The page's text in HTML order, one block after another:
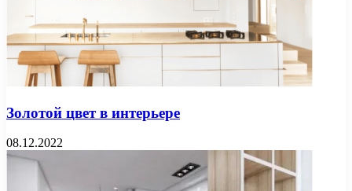
Золотой цвет в интерьере
08.12.2022